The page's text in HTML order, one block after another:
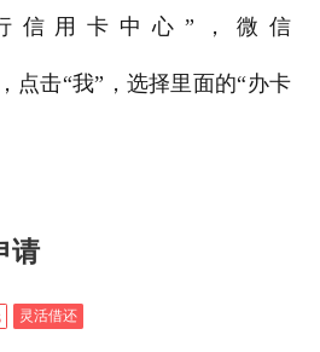
信用卡中心”，微信
点击“我”，选择里面的“办卡
请
灵活借还